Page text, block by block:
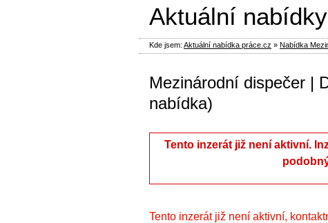
Mezinárodní dispečer |
nabídka)
Tento inzerát již není aktivní.
Tento inzerát již není aktivní,
Aktuální
Kde jsem: Aktuální nabídka práce.cz » Nabídka